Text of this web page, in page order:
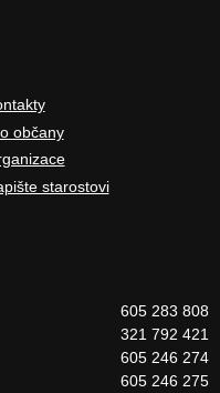
občany
starostovi
605 283 808
321 792 421
605 246 274
605 246 275